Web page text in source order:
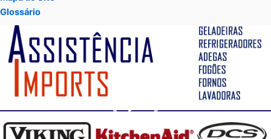
Glossário
Tocador
vídeo